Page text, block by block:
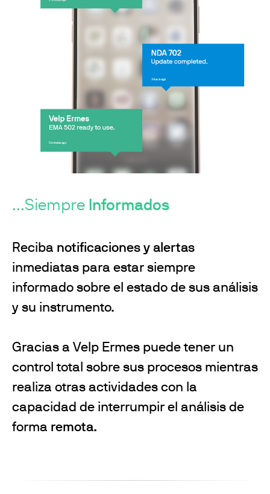
...Siempre Informados
Reciba notificaciones y alertas
inmediatas para estar siempre
informado sobre el estado de sus análisis
y su instrumento.
Gracias a Velp Ermes puede tener un
control total sobre sus procesos mientras
realiza otras actividades con la
capacidad de interrumpir el análisis de
forma remota.